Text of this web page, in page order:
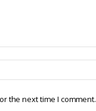
the next time I comment.